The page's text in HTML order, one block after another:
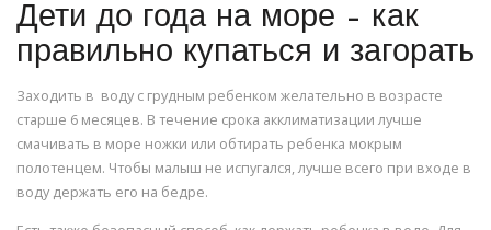
Дети до года на море – как
правильно купаться и загорать
Заходить в воду с грудным ребенком желательно в возрасте
старше 6 месяцев. В течение срока акклиматизации лучше
смачивать в море ножки или обтирать ребенка мокрым
полотенцем. Чтобы малыш не испугался, лучше всего при входе в
воду держать его на бедре.